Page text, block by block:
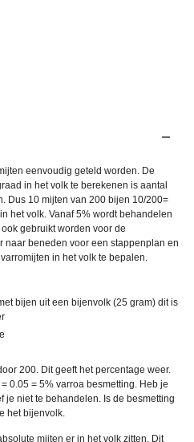
eenvoudig geteld worden. De
in het volk te berekenen is aantal
Dus 10 mijten van 200 bijen 10/200=
het volk. Vanaf 5% wordt behandelen
gebruikt worden voor de
naar beneden voor een stappenplan en
in het volk te bepalen.
bijen uit een bijenvolk (25 gram) dit is
200. Dit geeft het percentage weer.
0.05 = 5% varroa besmetting. Heb je
je niet te behandelen. Is de besmetting
het bijenvolk.
mijten er in het volk zitten. Dit